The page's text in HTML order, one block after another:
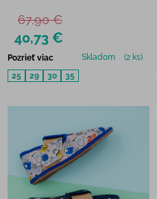
40,73 €
67,90 €
Pozrieť viac Skladom
(2 ks)
25
29 30 35